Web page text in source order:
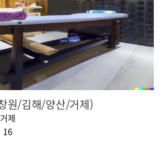
원/김해/양산/거제)
제
16